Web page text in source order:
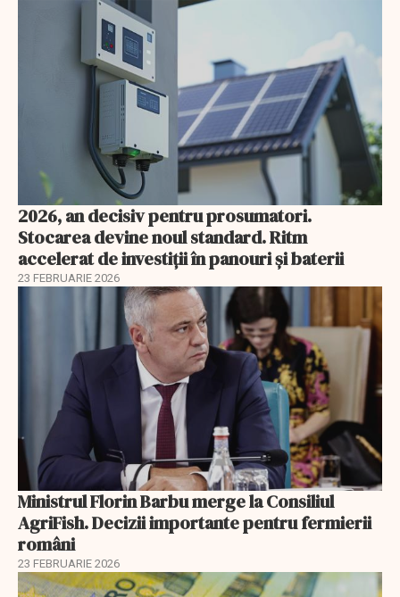
2026, an decisiv pentru prosumatori.
Stocarea devine noul standard. Ritm
accelerat de investiții în panouri și baterii
23 FEBRUARIE 2026
Ministrul Florin Barbu merge la Consiliul
AgriFish. Decizii importante pentru fermierii
români
23 FEBRUARIE 2026